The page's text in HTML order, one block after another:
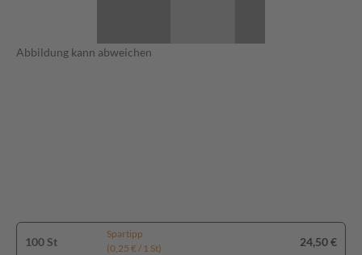
Abbildung kann abweichen
100 St
Spartipp
(0,25 € / 1 St)
24,50 €